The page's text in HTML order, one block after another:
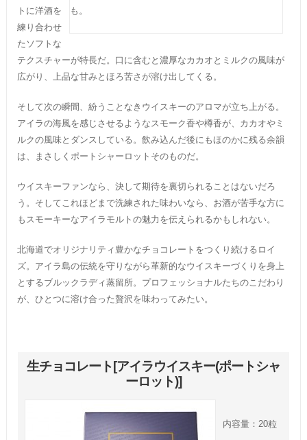
も。
トに洋酒を
練り合わせ
たソフトな
テクスチャーが特長だ。口に含むと濃厚なカカオとミルクの風味が
広がり、上品な甘みとほろ苦さが溶け出してくる。
そして次の瞬間、紛うことなきウイスキーのアロマが立ち上がる。
アイラの海風を感じさせるようなスモーク香や樽香が、カカオやミ
ルクの風味とダンスしている。飲み込んだ後にもほのかに残る余韻
は、まさしくポートシャーロットそのものだ。
ウイスキーファンなら、決して期待を裏切られることはないだろ
う。そしてこれほどまで洗練された味わいなら、お酒が苦手な方に
もスモーキーなアイラモルトの魅力を伝えられるかもしれない。
北海道でオリジナリティ豊かなチョコレートをつくり続けるロイ
ズ。アイラ島の伝統を守りながら革新的なウイスキーづくりを身上
とするブルックラディ蒸留所。プロフェッショナルたちのこだわり
が、ひとつに溶け合った贅沢を味わってみたい。
生チョコレート[アイラウイスキー(ポートシャ
ーロット)]
内容量：20粒